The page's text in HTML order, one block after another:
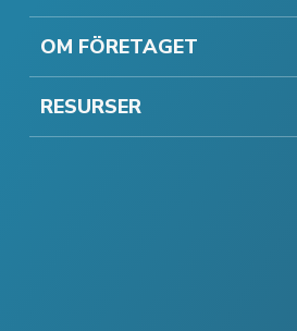
OM FÖRETAGET
RESURSER